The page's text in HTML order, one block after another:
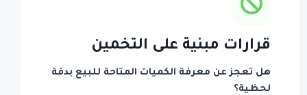
قرارات مبنية على التخمين
هل تعجز عن معرفة الكميات المتاحة للبيع بدقة
لحظية؟